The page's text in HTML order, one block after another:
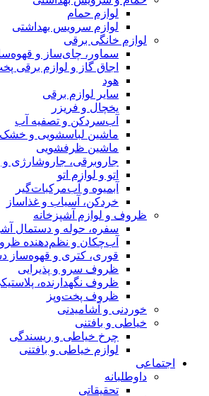
لوازم حمام
لوازم سرویس بهداشتی
لوازم خانگی برقی
سماور، چای‌ساز و
اجاق گاز و لوازم برقی
هود
سایر لوازم برقی
یخچال و فریزر
آب‌سردکن و تصفیه آب
ماشین لباسشویی و
ماشین ظرفشویی
جاروبرقی، جاروشارژی و
اتو و لوازم اتو
آبمیوه و آب‌مرکبات‌گیر
خردکن، آسیاب و غذاساز
ظروف و لوازم آشپزخانه
سفره، حوله و دستمال
آب‌چکان و نظم‌دهنده
قوری، کتری و قهوه‌ساز
ظروف سرو و پذیرایی
ظروف نگهدارنده،
ظروف پخت‌وپز
خوردنی و آشامیدنی
خیاطی و بافتنی
چرخ خیاطی و ریسندگی
لوازم خیاطی و بافتنی
اجتماعی
داوطلبانه
تحقیقاتی